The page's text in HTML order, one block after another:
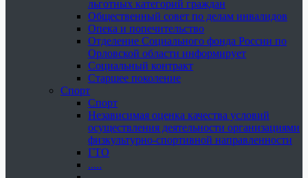
льготных категорий граждан
Общественный совет по делам инвалидов
Опека и попечительство
Отделение Социального фонда России по
Орловской области информирует
Социальный контракт
Старшее поколение
Спорт
Спорт
Независимая оценка качества условий
осуществления деятельности организациями
физкультурно-спортивной направленности
ГТО
.....